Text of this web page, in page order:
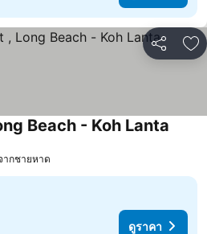
แชร์ เ
Beach - Koh Lanta
ากชายหาด
ดูราคา